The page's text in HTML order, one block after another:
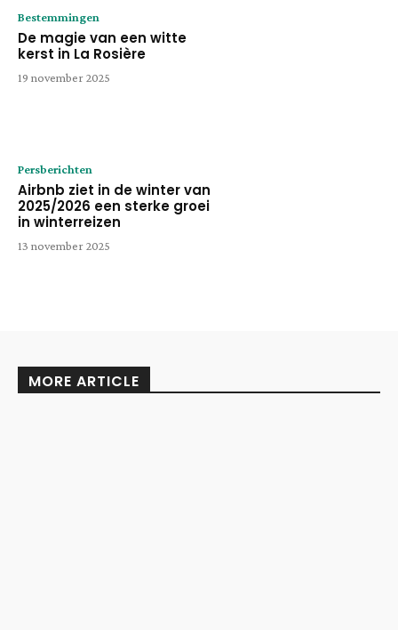
Bestemmingen
De magie van een witte
kerst in La Rosière
19 november 2025
Persberichten
Airbnb ziet in de winter van
2025/2026 een sterke groei
in winterreizen
13 november 2025
MORE ARTICLE